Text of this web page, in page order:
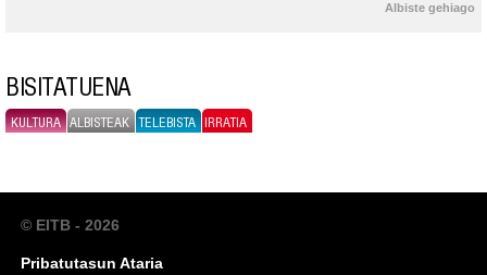
Albiste gehiago
BISITATUENA
KULTURA ALBISTEAK TELEBISTA IRRATIA
© EITB - 2026
Pribatutasun Ataria